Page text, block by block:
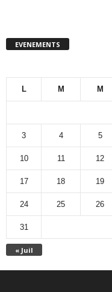
EVENEMENTS
L M M
« Juil
3 4 5
10 11 12
17 18 19
24 25 26
31